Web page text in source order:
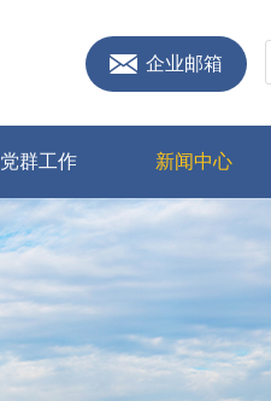
企业邮箱
党群工作 新闻中心